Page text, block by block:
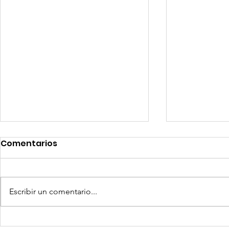
Competencia si: pero en
Comentarios
Escribir un comentario...